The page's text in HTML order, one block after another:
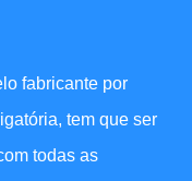
fabricante por
tem que ser
todas as